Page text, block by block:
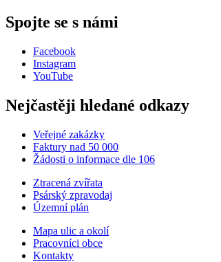
Spojte se s námi
Facebook
Instagram
YouTube
Nejčastěji hledané odkazy
Veřejné zakázky
Faktury nad 50 000
Žádosti o informace dle 106
Ztracená zvířata
Psárský zpravodaj
Územní plán
Mapa ulic a okolí
Pracovníci obce
Kontakty